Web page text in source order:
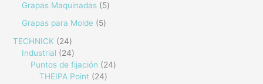
Grapas Maquinadas
5
Grapas para Molde
5
TECHNICK
24
Industrial
24
Puntos de fijación
24
THEIPA Point
24